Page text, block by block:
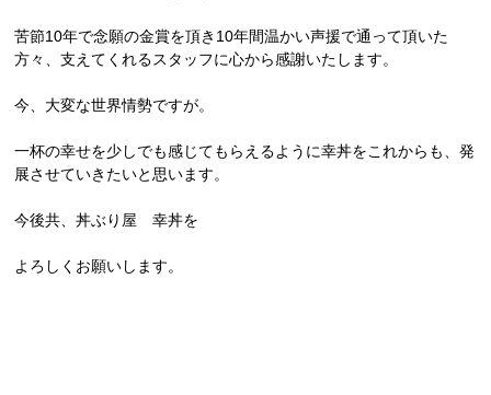
苦節10年で念願の金賞を頂き10年間温かい声援で通って頂いた
方々、支えてくれるスタッフに心から感謝いたします。
今、大変な世界情勢ですが。
一杯の幸せを少しでも感じてもらえるように幸丼をこれからも、発
展させていきたいと思います。
今後共、丼ぶり屋 幸丼を
よろしくお願いします。